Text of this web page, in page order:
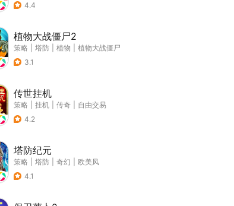
4.4
植物大战僵尸2
策略 塔防 植物
植物大战僵尸
3.1
传世挂机
策略 挂机 传奇
自由交易
4.2
塔防纪元
策略 塔防 奇幻
欧美风
4.1